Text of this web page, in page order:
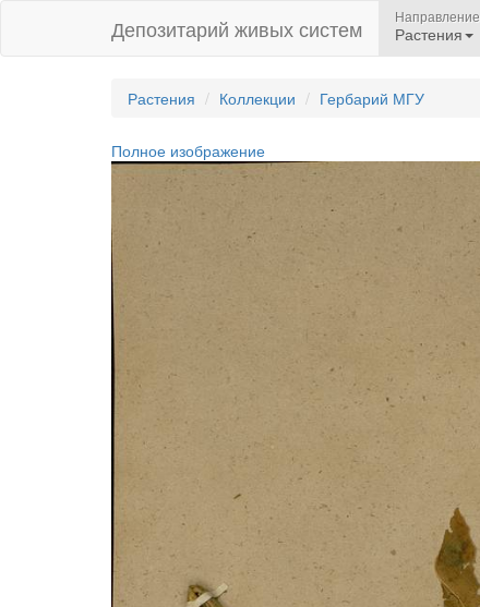
Депозитарий живых систем Направление
Растения
Растения Коллекции Гербарий МГУ
Полное изображение